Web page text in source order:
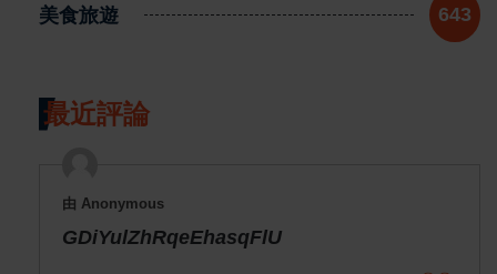
美食旅遊 643
最近評論
由 Anonymous
GDiYulZhRqeEhasqFlU